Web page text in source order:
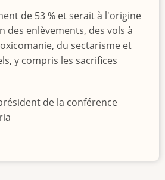
de 53 % et serait à l'origine
des enlèvements, des vols à
du sectarisme et
y compris les sacrifices
de la conférence